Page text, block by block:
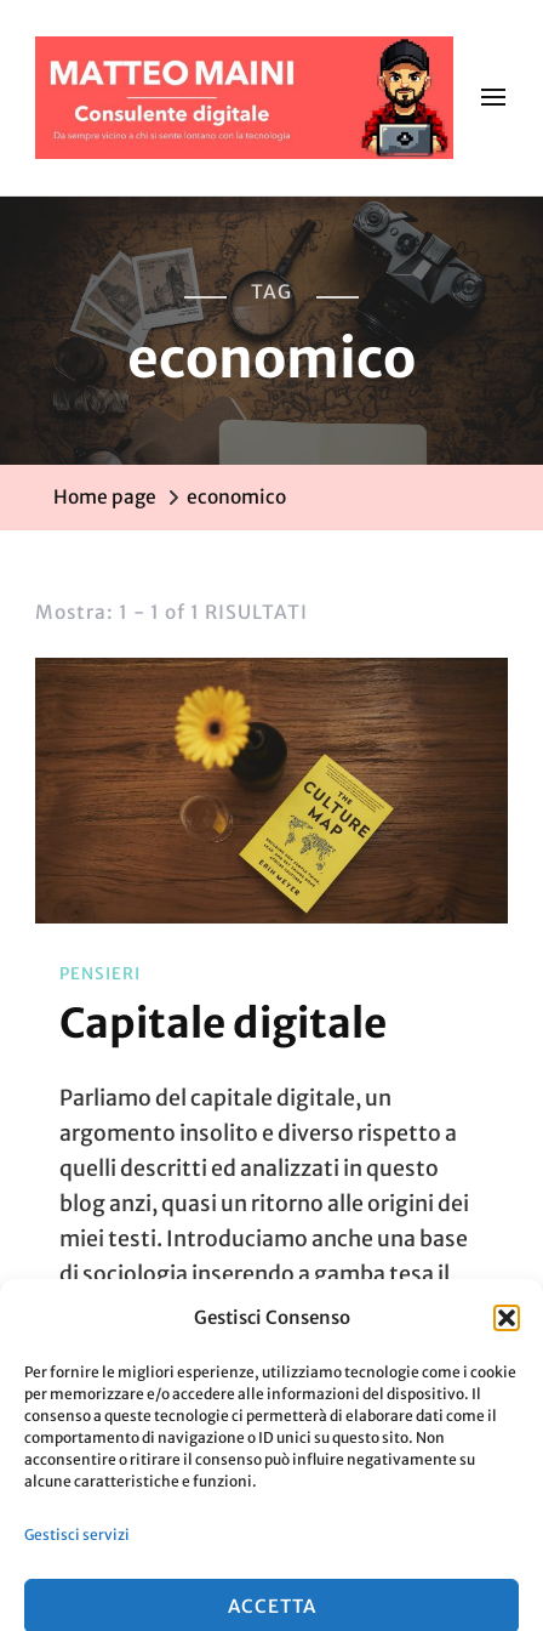
Gestisci Consenso
Per fornire le migliori esperienze, utilizziamo tecnologie come i cookie
per memorizzare e/o accedere alle informazioni del dispositivo. Il
consenso a queste tecnologie ci permetterà di elaborare dati come il
comportamento di navigazione o ID unici su questo sito. Non
acconsentire o ritirare il consenso può influire negativamente su
alcune caratteristiche e funzioni.
Gestisci servizi
ACCETTA
TAG
economico
Home page economico
Mostra: 1 - 1 of 1 RISULTATI
PENSIERI
Capitale digitale
Parliamo del capitale digitale, un
argomento insolito e diverso rispetto a
quelli descritti ed analizzati in questo
blog anzi, quasi un ritorno alle origini dei
miei testi. Introduciamo anche una base
di sociologia inserendo a gamba tesa il
nome del sociologo Pierre Bourdieu, che
filosofia, antropologia e la già …
Aggiornato Il 10 Aprile 2022 Leggi